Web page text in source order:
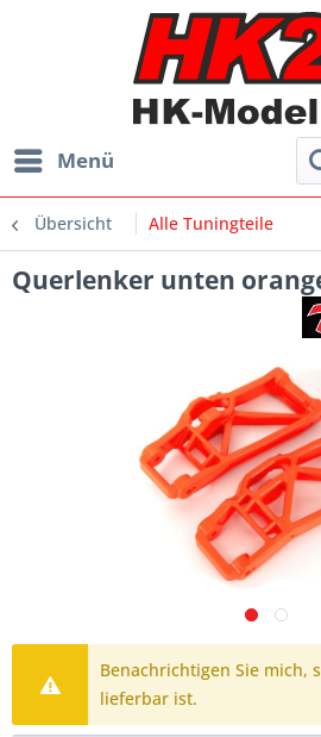
Menü
Übersicht Alle Tuningteile
Querlenker unten
Benachrichtigen Sie mich,
lieferbar ist.